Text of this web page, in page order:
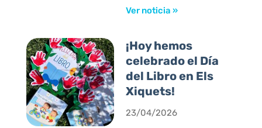
Ver noticia »
¡Hoy hemos
celebrado el Día
del Libro en Els
Xiquets!
23/04/2026